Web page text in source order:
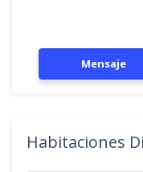
Mensaje
Habitaciones